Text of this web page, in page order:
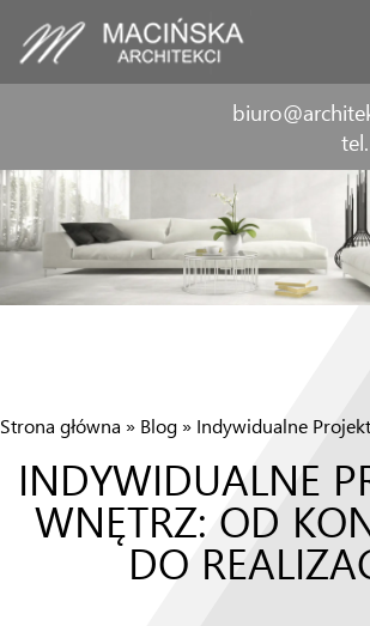
Strona główna » Blog » Indywidualne
INDYWIDUALNE
WNĘTRZ: OD
DO